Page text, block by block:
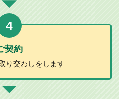
4
契約
り交わしをします